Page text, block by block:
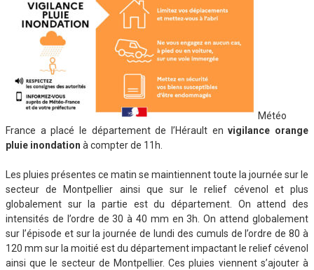
Météo
France a placé le département de l’Hérault envigilance orange
pluie inondation à compter de 11h.
Les pluies présentes ce matin se maintiennent toute la journée sur le
secteur de Montpellier ainsi que sur le relief cévenol et plus
globalement sur la partie est du département. On attend des
intensités de l’ordre de 30 à 40 mm en 3h. On attend globalement
sur l’épisode et sur la journée de lundi des cumuls de l’ordre de 80 à
120 mm sur la moitié est du département impactant le relief cévenol
ainsi que le secteur de Montpellier. Ces pluies viennent s’ajouter à